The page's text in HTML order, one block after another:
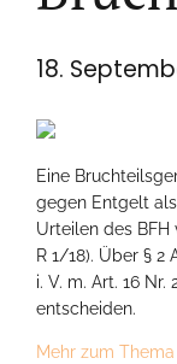
18.
Eine
gegen Entgelt
Urteilen des BFH
R 1/18). Über § 2
i. V. m. Art. 16
entscheiden.
Mehr zum Thema